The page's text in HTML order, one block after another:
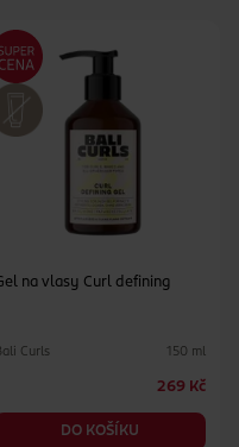
na vlasy Curl defining
Curls 150 ml
269 Kč
DO KOŠÍKU